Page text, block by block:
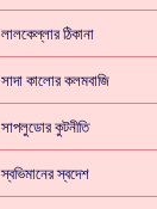
লালকেল্লার ঠিকানা
সাদা কালোর কলমবাজি
সাপলুডোর কুটনীতি
স্বভিমানের স্বদেশ